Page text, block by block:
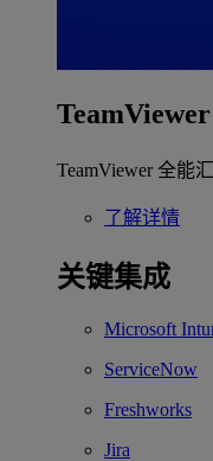
TeamViewer 全能
了解详情
关键集成
Microsoft
ServiceNow
Freshworks
Jira